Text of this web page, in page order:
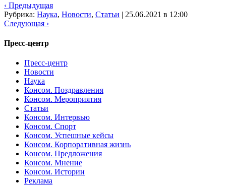
‹ Предыдущая
Рубрика: Наука, Новости, Статьи | 25.06.2021 в 12:00
Следующая ›
Пресс-центр
Пресс-центр
Новости
Наука
Консом. Поздравления
Консом. Мероприятия
Статьи
Консом. Интервью
Консом. Спорт
Консом. Успешные кейсы
Консом. Корпоративная жизнь
Консом. Предложения
Консом. Мнение
Консом. Истории
Реклама